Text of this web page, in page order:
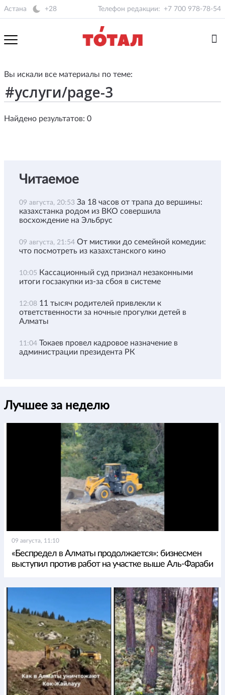
Астана +28 Телефон редакции: +7 700 978-78-54
Вы искали все материалы по теме:
Найдено результатов: 0
Читаемое
09 августа, 20:53 За 18 часов от трапа до вершины:
казахстанка родом из ВКО совершила
восхождение на Эльбрус
09 августа, 21:54 От мистики до семейной комедии:
что посмотреть из казахстанского кино
10:05 Кассационный суд признал незаконными
итоги госзакупки из-за сбоя в системе
12:08 11 тысяч родителей привлекли к
ответственности за ночные прогулки детей в
Алматы
11:04 Токаев провел кадровое назначение в
администрации президента РК
Лучшее за неделю
09 августа, 11:10
«Беспредел в Алматы продолжается»: бизнесмен
выступил против работ на участке выше Аль-Фараби